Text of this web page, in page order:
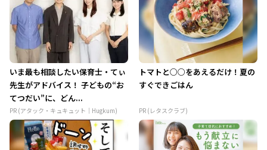
いま最も相談したい保育士・てぃ
先生がアドバイス！ 子どもの“お
てつだい”に、どん...
PR (アタック・キュキュット｜Hugkum)
トマトと○○をあえるだけ！夏の
すぐできごはん
PR (レタスクラブ)